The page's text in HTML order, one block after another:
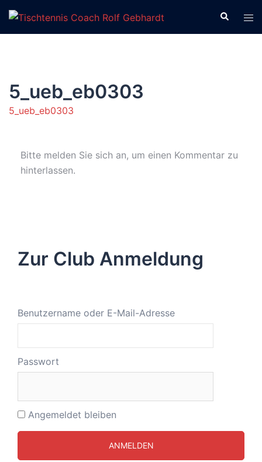
Zum
Inhalt
springen
Suche
5_ueb_eb0303
5_ueb_eb0303
Bitte melden Sie sich an, um einen Kommentar zu
hinterlassen.
Zur Club Anmeldung
Benutzername oder E-Mail-Adresse
Passwort
Angemeldet bleiben